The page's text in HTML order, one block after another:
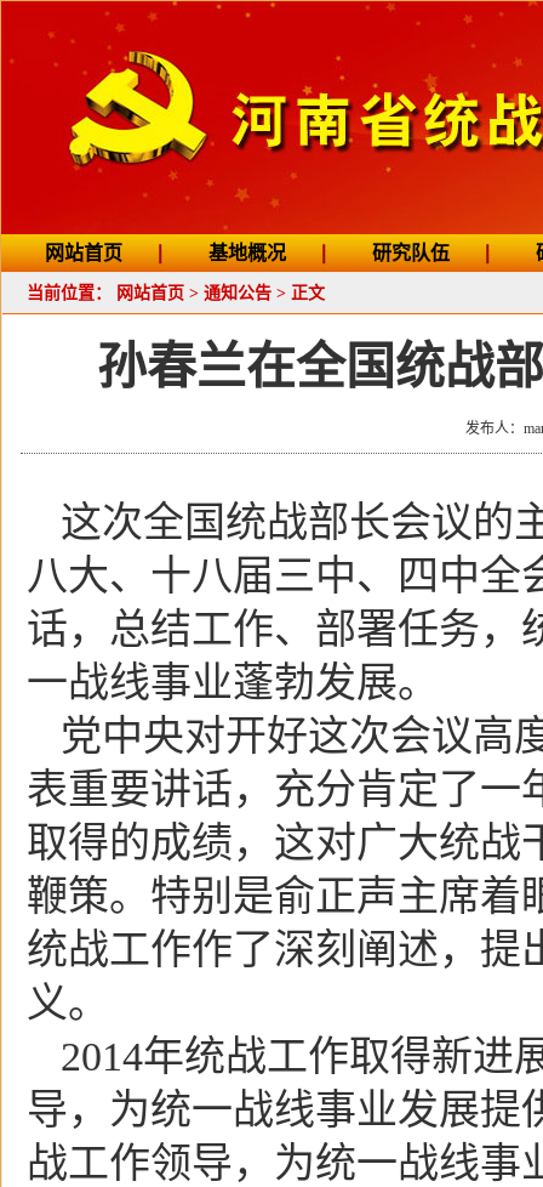
网站首页 基地概况 研究队伍
当前位置： 网站首页 > 通知公告 > 正文
孙春兰在全国统战
发布人：
这次全国统战部长会议的
八大、十八届三中、四中
话，总结工作、部署任务，
一战线事业蓬勃发展。
党中央对开好这次会议高
表重要讲话，充分肯定了一
取得的成绩，这对广大统战
鞭策。特别是俞正声主席着
统战工作作了深刻阐述，提
义。
2014年统战工作取得新进
导，为统一战线事业发展提
战工作领导，为统一战线事